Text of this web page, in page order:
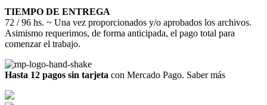
TIEMPO DE ENTREGA
72 / 96 hs. ~ Una vez proporcionados y/o aprobados los archivos.
Asimismo requerimos, de forma anticipada, el pago total para
comenzar el trabajo.
Hasta 12 pagos sin tarjeta con Mercado Pago. Saber más